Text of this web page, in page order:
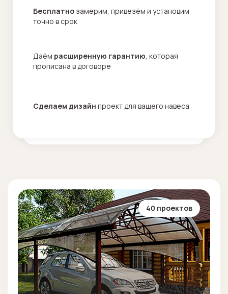
Бесплатно замерим, привезём и установим
точно в срок
Даём расширенную гарантию, которая
прописана в договоре
Сделаем дизайн проект для вашего навеса
40 проектов